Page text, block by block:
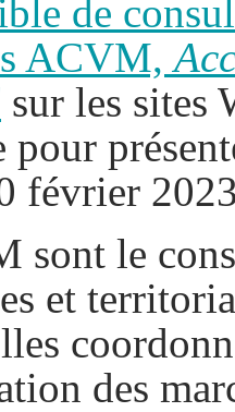
de
ACVM,
sur les sites
février
sont le
et
des